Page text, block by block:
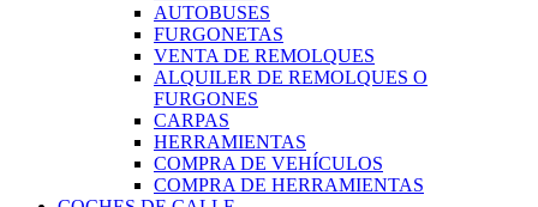
AUTOBUSES
FURGONETAS
VENTA DE REMOLQUES
ALQUILER DE REMOLQUES O
FURGONES
CARPAS
HERRAMIENTAS
COMPRA DE VEHÍCULOS
COMPRA DE HERRAMIENTAS